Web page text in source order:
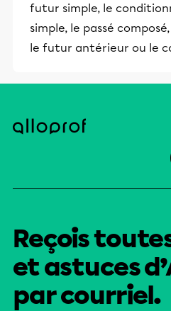
futur simple, le
simple, le passé
le futur antérieur ou le
Reçois
et astuces
par courriel.